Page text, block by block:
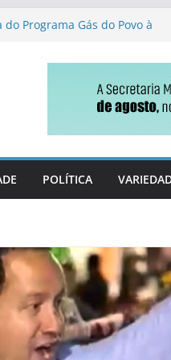
Programa Gás do Povo à
político ao projeto de
em MS
no Ideb e ganha fôlego
POLÍTICA